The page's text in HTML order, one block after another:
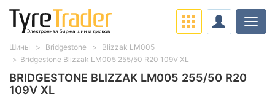
BRIDGESTONE BLIZZAK LM005 255/50 R20
109V XL
Шины Bridgestone
Blizzak LM005
Bridgestone Blizzak LM005 255/50 R20 109V XL